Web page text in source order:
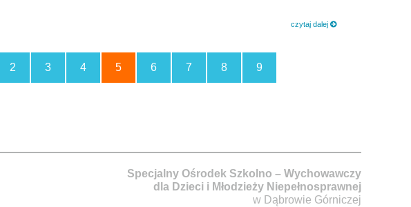
czytaj dalej
2 3 4 5 6 7 8 9
Specjalny Ośrodek Szkolno – Wychowawczy
dla Dzieci i Młodzieży Niepełnosprawnej
w Dąbrowie Górniczej